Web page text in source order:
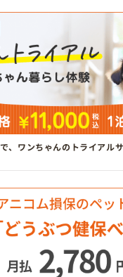
で、ワンちゃんのトライアル